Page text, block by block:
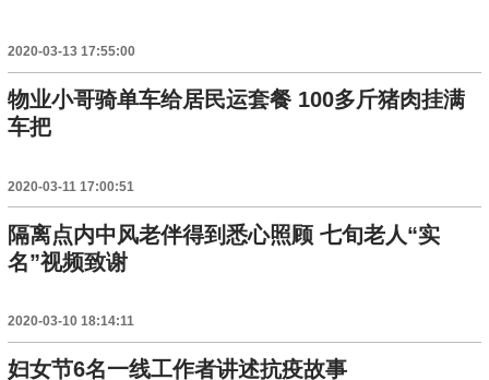
2020-03-13 17:55:00
物业小哥骑单车给居民运套餐 100多斤猪肉挂满
车把
2020-03-11 17:00:51
隔离点内中风老伴得到悉心照顾 七旬老人“实
名”视频致谢
2020-03-10 18:14:11
妇女节6名一线工作者讲述抗疫故事